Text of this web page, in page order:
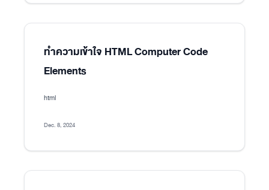
ทำความเข้าใจ HTML Computer Code
Elements
html
Dec. 8, 2024